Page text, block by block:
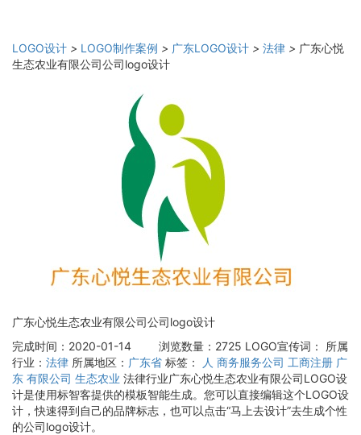
LOGO设计 > LOGO制作案例 > 广东LOGO设计 > 法律 > 广东心悦
生态农业有限公司公司logo设计
广东心悦生态农业有限公司公司logo设计
完成时间：2020-01-14
浏览数量：2725 LOGO宣传词：
所属
行业： 法律 所属地区： 广东省 标签： 人 商务服务公司 工商注册 广
东 有限公司 生态农业 法律行业广东心悦生态农业有限公司LOGO设
计是使用标智客提供的模板智能生成。您可以直接编辑这个LOGO设
计，快速得到自己的品牌标志，也可以点击“马上去设计”去生成个性
的公司logo设计。